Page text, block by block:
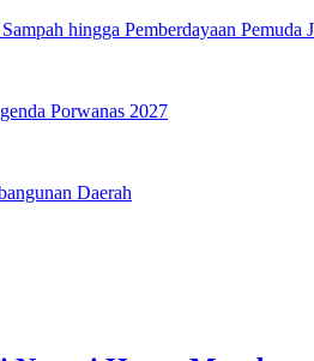
hingga Pemberdayaan Pemuda
Porwanas 2027
Daerah